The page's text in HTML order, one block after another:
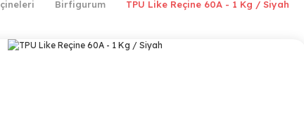
Birfigurum TPU Like Reçine 60A - 1 Kg / Siyah